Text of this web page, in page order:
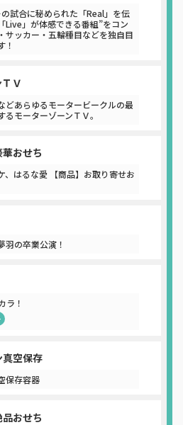
試合に秘められた「Real」を伝
Live」が体感できる番組”をコン
サッカー・五輪種目などを独自目
！
Ｖ
どあらゆるモータービークルの最
モーターゾーンＴＶ。
おせち
、はるな愛 【商品】お取り寄せお
羽の卒業公演！
ラ！
真空保存
保存容器
おせち